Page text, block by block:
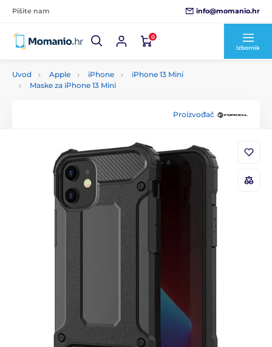
Pišite nam info@momanio.hr
0
Izbornik
Uvod Apple iPhone
iPhone 13 Mini
Maske za iPhone 13 Mini
Proizvođač